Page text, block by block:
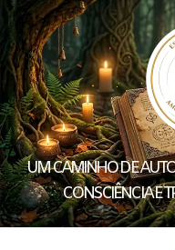
UM CAMINHO DE
CONSCIÊNCIA E